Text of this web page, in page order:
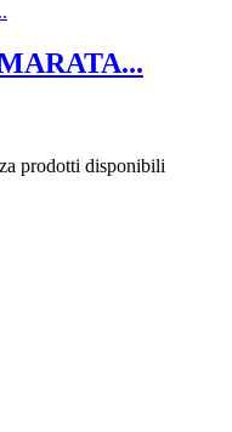
prodotti disponibili